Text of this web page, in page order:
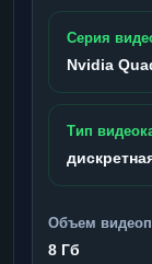
Серия
Nvidia
Тип
Объем
8 Гб